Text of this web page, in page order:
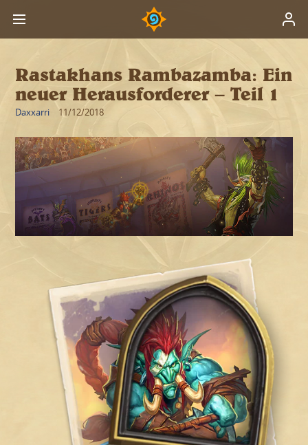
Rastakhans Rambazamba: Ein
neuer Herausforderer – Teil 1
Daxxarri 11/12/2018